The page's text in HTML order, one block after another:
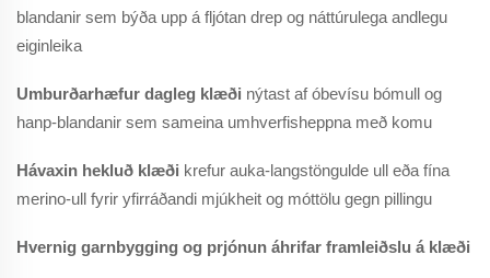
blandanir sem býða upp á fljótan drep og náttúrulega andlegu
eiginleika
Umburðarhæfur dagleg klæði nýtast af óbevísu bómull og
hanp-blandanir sem sameina umhverfisheppna með komu
Hávaxin hekluð klæði krefur auka-langstöngulde ull eða fína
merino-ull fyrir yfirráðandi mjúkheit og móttölu gegn pillingu
Hvernig garnbygging og prjónun áhrifar framleiðslu á klæði